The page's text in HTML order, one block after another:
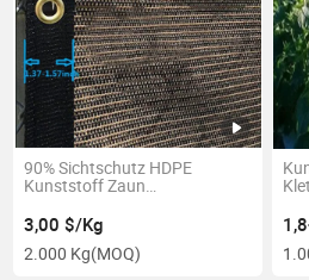
90% Sichtschutz HDPE
Kunststoff Zaun
Zaun Sichtschutzgewebe
3,00 $/Kg
2.000 Kg(MOQ)